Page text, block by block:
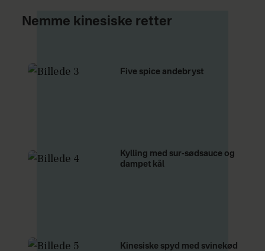
finde five spice, så brug garam masala
eller karry.
Nemme kinesiske retter
Five spice andebryst
Kylling med sur-sødsauce og
dampet kål
Kinesiske spyd med svinekød